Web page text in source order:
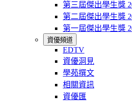
第三屆傑出學生獎
第二屆傑出學生獎
第一屆傑出學生獎
資優頻道
EDTV
資優洞見
學苑撰文
相關資訊
資優匯